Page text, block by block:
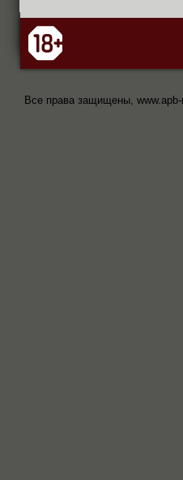
Все права защищены, www.apb-